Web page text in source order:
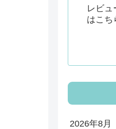
レビュ
はこち
2026年8月